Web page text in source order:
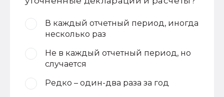
В каждый отчетный период, иногда
несколько раз
Не в каждый отчетный период, но
случается
Редко – один-два раза за год